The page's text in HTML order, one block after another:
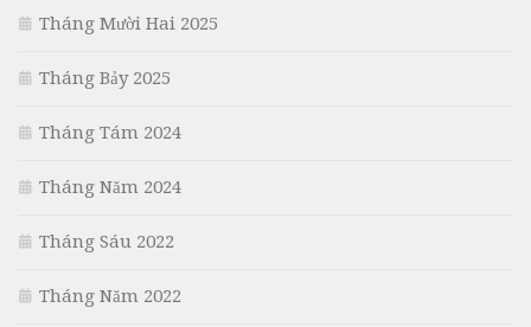
Tháng Mười Hai 2025
Tháng Bảy 2025
Tháng Tám 2024
Tháng Năm 2024
Tháng Sáu 2022
Tháng Năm 2022